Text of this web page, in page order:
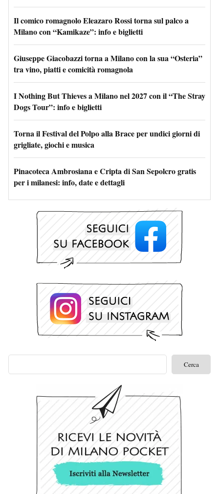
Il comico romagnolo Eleazaro Rossi torna sul palco a
Milano con “Kamikaze”: info e biglietti
Giuseppe Giacobazzi torna a Milano con la sua “Osteria”
tra vino, piatti e comicità romagnola
I Nothing But Thieves a Milano nel 2027 con il “The Stray
Dogs Tour”: info e biglietti
Torna il Festival del Polpo alla Brace per undici giorni di
grigliate, giochi e musica
Pinacoteca Ambrosiana e Cripta di San Sepolcro gratis
per i milanesi: info, date e dettagli